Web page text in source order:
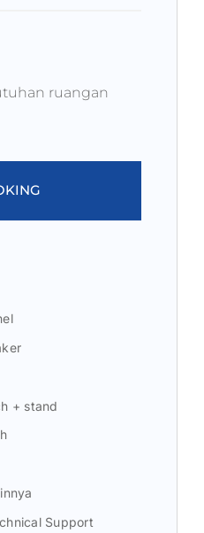
ruangan
+ stand
Support